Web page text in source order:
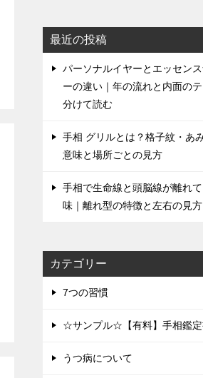
最近の投稿
パーソナルイヤーとエッセン
ーの違い｜年の流れと内面の
分けて読む
手相 グリルとは？格子紋・あ
意味と場所ごとの見方
手相で生命線と頭脳線が離れ
味｜離れ型の特徴と左右の見方
カテゴリー
7つの習慣
☆サンプル☆【有料】手相鑑
うつ病について